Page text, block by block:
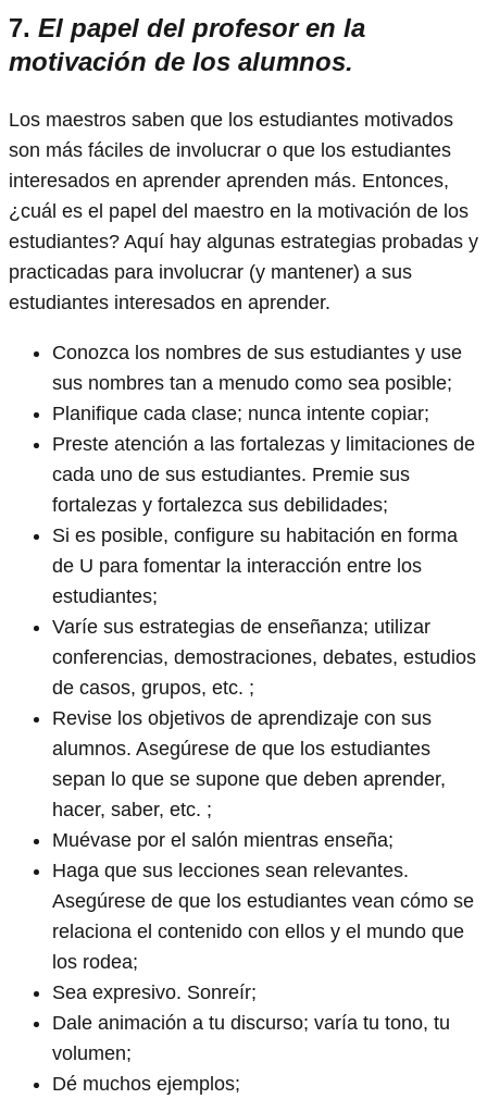
7. El papel del profesor en la
motivación de los alumnos.
Los maestros saben que los estudiantes motivados
son más fáciles de involucrar o que los estudiantes
interesados ​​en aprender aprenden más. Entonces,
¿cuál es el papel del maestro en la motivación de los
estudiantes? Aquí hay algunas estrategias probadas y
practicadas para involucrar (y mantener) a sus
estudiantes interesados ​​en aprender.
Conozca los nombres de sus estudiantes y use
sus nombres tan a menudo como sea posible;
Planifique cada clase; nunca intente copiar;
Preste atención a las fortalezas y limitaciones de
cada uno de sus estudiantes. Premie sus
fortalezas y fortalezca sus debilidades;
Si es posible, configure su habitación en forma
de U para fomentar la interacción entre los
estudiantes;
Varíe sus estrategias de enseñanza; utilizar
conferencias, demostraciones, debates, estudios
de casos, grupos, etc. ;
Revise los objetivos de aprendizaje con sus
alumnos. Asegúrese de que los estudiantes
sepan lo que se supone que deben aprender,
hacer, saber, etc. ;
Muévase por el salón mientras enseña;
Haga que sus lecciones sean relevantes.
Asegúrese de que los estudiantes vean cómo se
relaciona el contenido con ellos y el mundo que
los rodea;
Sea expresivo. Sonreír;
Dale animación a tu discurso; varía tu tono, tu
volumen;
Dé muchos ejemplos;